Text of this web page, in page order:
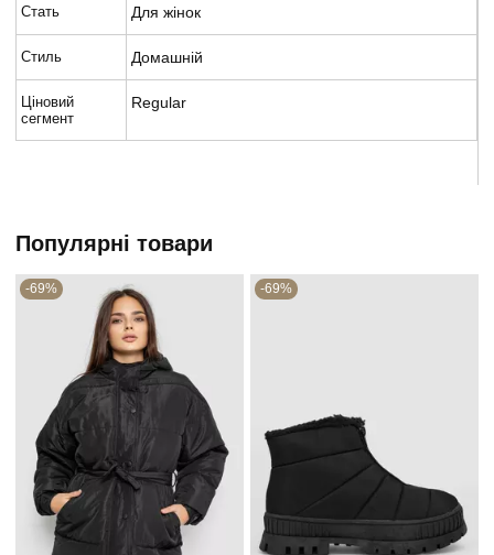
Стать Для жінок
Стиль Домашній
Ціновий
сегмент
Regular
Популярні товари
-69% -69%